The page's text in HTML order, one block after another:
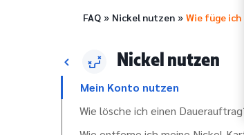
Pfadnavigation
FAQ Nickel nutzen Wie füge
Nickel nutzen
Mein Konto nutzen
Wie lösche ich einen Dauerauftrag?